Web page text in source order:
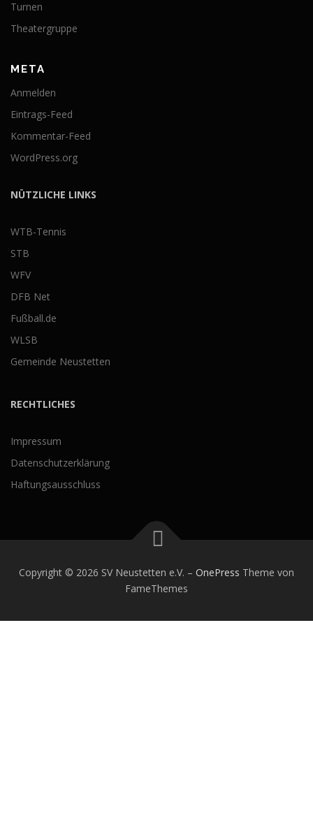
Turnen
Theatergruppe
META
Anmelden
Eintrags-Feed
Kommentar-Feed
WordPress.org
NÜTZLICHE LINKS
WTB-Tennis
STB
WFV
DFB Net
Fußball.de
WLSB
Gemeinde Neustetten
RECHTLICHES
Impressum
Datenschutzerklärung
Haftungsausschluss
Copyright © 2026 SV Neustetten e.V. – OnePress Theme von
FameThemes